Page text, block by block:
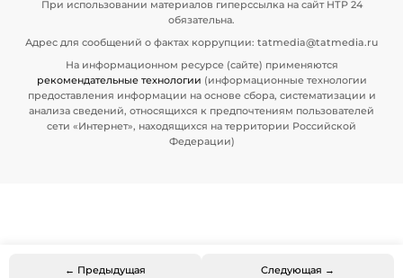
← Предыдущая Следующая →
При использовании материалов гиперссылка на сайт НТР 24
обязательна.
Адрес для сообщений о фактах коррупции: tatmedia@tatmedia.ru
На информационном ресурсе (сайте) применяются
рекомендательные технологии (информационные технологии
предоставления информации на основе сбора, систематизации и
анализа сведений, относящихся к предпочтениям пользователей
сети «Интернет», находящихся на территории Российской
Федерации)